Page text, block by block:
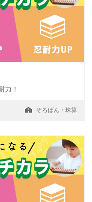
力！
そろばん・珠算